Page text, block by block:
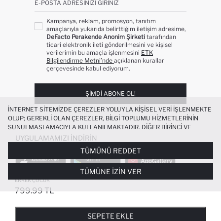
OKULA DÖNÜŞ GABARDIN PANTOLON
ERKEK ÇOCUK
799.99 TL
SEPETE EKLE
E-POSTA ADRESINIZI GIRINIZ
Kampanya, reklam, promosyon, tanıtım
amaçlarıyla yukarıda belirttiğim iletişim adresime,
DeFacto Perakende Anonim Şirketi tarafından
ticari elektronik ileti gönderilmesini ve kişisel
verilerimin bu amaçla işlenmesini ETK
Bilgilendirme Metni’nde açıklanan kurallar
çerçevesinde kabul ediyorum.
ŞIMDI ABONE OL!
UYGULAMAMIZI İNDIRIN
POPÜLER KATEGORILER
KADIN BEYAZ TIŞÖRT
İNTERNET SITEMIZDE ÇEREZLER YOLUYLA KIŞISEL VERI IŞLENMEKTE
OLUP; GEREKLI OLAN ÇEREZLER, BILGI TOPLUMU HIZMETLERININ
SUNULMASI AMACIYLA KULLANILMAKTADIR. DIĞER BIRINCI VE
ÜÇÜNCÜ TARAF ÇEREZLER ISE SIZE DAHA IYI BIR ALIŞVERIŞ
DENEYIMI SUNULABILMESI, SITEMIZIN DAHA IŞLEVSEL KILINMASI VE
KIŞISELLEŞTIRMESI VE AÇIK RIZA VERMENIZ HALINDE, SIZLERE
YÖNELIK PAZARLAMA FAALIYETLERININ YAPILMASI AMAÇLARIYLA
SINIRLI OLARAK KULLANILACAKTIR. ÇEREZLERE DAIR TERCIHLERINIZI
ÇEREZ TERCIHLERIPANELI ARACILIĞIYLA HER ZAMAN YÖNETEBILIR,
ÇEREZLERLE ILGILI DAHA DETAYLI BILGIYE
TÜMÜNÜ REDDET
TÜMÜNE İZIN VER